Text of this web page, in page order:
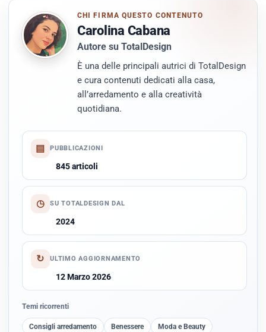
CHI FIRMA QUESTO CONTENUTO
Carolina Cabana
Autore su TotalDesign
È una delle principali autrici di TotalDesign
e cura contenuti dedicati alla casa,
all’arredamento e alla creatività
quotidiana.
▤ PUBBLICAZIONI
845 articoli
◷ SU TOTALDESIGN DAL
2024
↻ ULTIMO AGGIORNAMENTO
12 Marzo 2026
Temi ricorrenti
Consigli arredamento Benessere Moda e Beauty